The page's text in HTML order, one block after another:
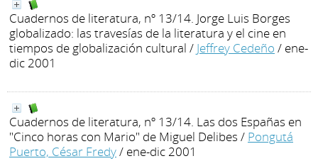
Cuadernos de literatura, nº 13/14. Jorge Luis Borges
globalizado: las travesías de la literatura y el cine en
tiempos de globalización cultural / Jeffrey Cedeño / ene-
dic 2001
Cuadernos de literatura, nº 13/14. Las dos Españas en
"Cinco horas con Mario" de Miguel Delibes / Pongutá
Puerto, César Fredy/ ene-dic 2001